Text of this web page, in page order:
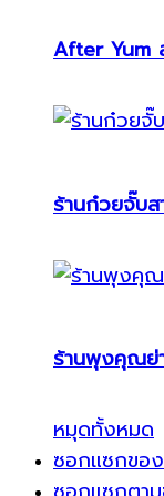
After Yum
ร้านก๋วยจั๊บ
ร้านพุงคุณย่
หมุดทั้งหมด
ซอกแซกขอ